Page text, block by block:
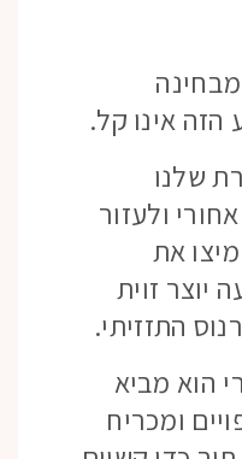
אינו קל.
שלנו
ולעזור
את
יוצר זוית
התזזיתי.
הוא מביא
ומכריח